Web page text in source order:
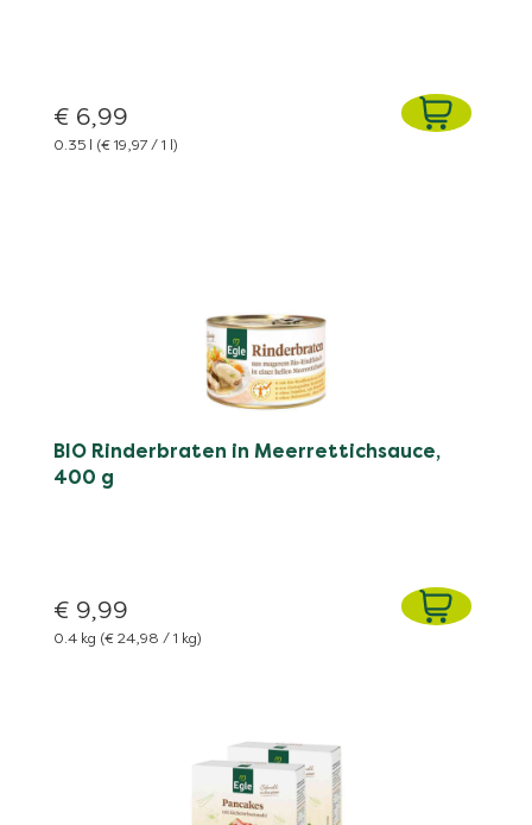
€ 6,99
0.35 l (€ 19,97 / 1 l)
BIO Rinderbraten in Meerrettichsauce,
400 g
€ 9,99
0.4 kg (€ 24,98 / 1 kg)